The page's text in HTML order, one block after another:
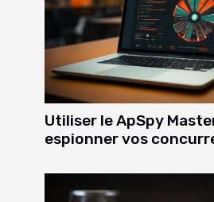
Utiliser le ApSpy
espionner vos